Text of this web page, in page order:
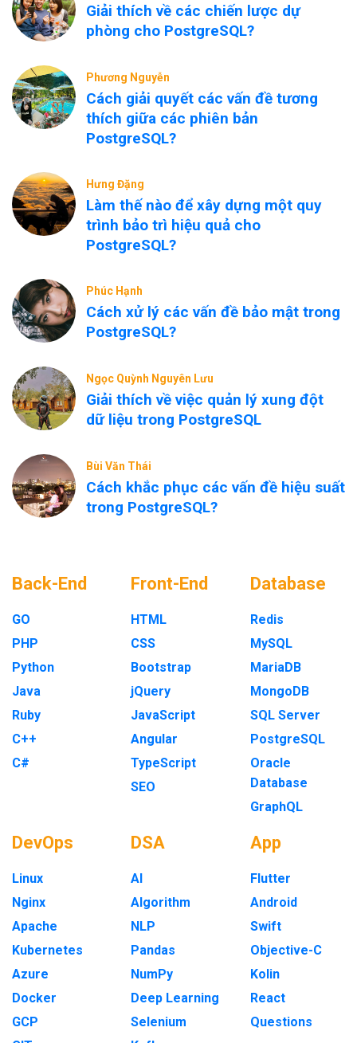
Giải thích về các chiến lược dự
phòng cho PostgreSQL?
Phương Nguyễn
Cách giải quyết các vấn đề tương
thích giữa các phiên bản
PostgreSQL?
Hưng Đặng
Làm thế nào để xây dựng một quy
trình bảo trì hiệu quả cho
PostgreSQL?
Phúc Hạnh
Cách xử lý các vấn đề bảo mật trong
PostgreSQL?
Ngọc Quỳnh Nguyên Lưu
Giải thích về việc quản lý xung đột
dữ liệu trong PostgreSQL
Bùi Văn Thái
Cách khắc phục các vấn đề hiệu suất
trong PostgreSQL?
Back-End
GO
PHP
Python
Java
Ruby
C++
C#
Front-End
HTML
CSS
Bootstrap
jQuery
JavaScript
Angular
TypeScript
SEO
Database
Redis
MySQL
MariaDB
MongoDB
SQL Server
PostgreSQL
Oracle
Database
GraphQL
DevOps
Linux
Nginx
Apache
Kubernetes
Azure
Docker
GCP
DSA
AI
Algorithm
NLP
Pandas
NumPy
Deep Learning
Selenium
App
Flutter
Android
Swift
Objective-C
Kolin
React
Questions